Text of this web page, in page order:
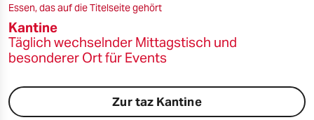
Essen, das auf die Titelseite gehört
Kantine
Täglich wechselnder Mittagstisch und
besonderer Ort für Events
Zur taz Kantine